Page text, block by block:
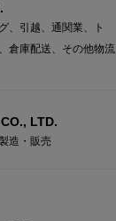
、引越、通関業、ト
倉庫配送、その他物流
LTD.
造・販売